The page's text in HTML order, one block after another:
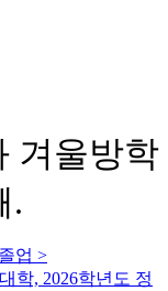
겨울방학
.
업 >
학, 2026학년도 정